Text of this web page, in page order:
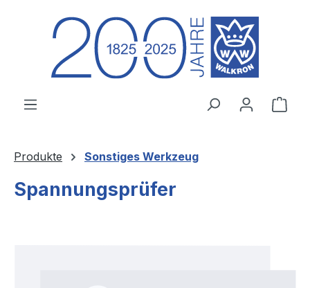
Zum Hauptinhalt springen
Produkte Sonstiges Werkzeug
Spannungsprüfer